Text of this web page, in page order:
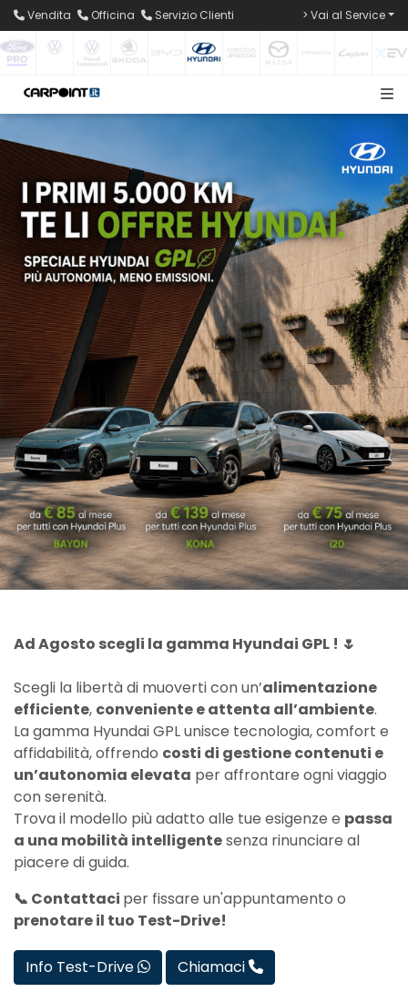
Vendita Officina Servizio Clienti > Vai al Service
Ad Agosto scegli la gamma Hyundai GPL ! 🌷
Scegli la libertà di muoverti con un’alimentazione
efficiente, conveniente e attenta all’ambiente.
La gamma Hyundai GPL unisce tecnologia, comfort e
affidabilità, offrendo costi di gestione contenuti e
un’autonomia elevata per affrontare ogni viaggio
con serenità.
Trova il modello più adatto alle tue esigenze e passa
a una mobilità intelligentesenza rinunciare al
piacere di guida.
📞 Contattaci per fissare un'appuntamento o
prenotare il tuo Test-Drive!
Info Test-Drive Chiamaci